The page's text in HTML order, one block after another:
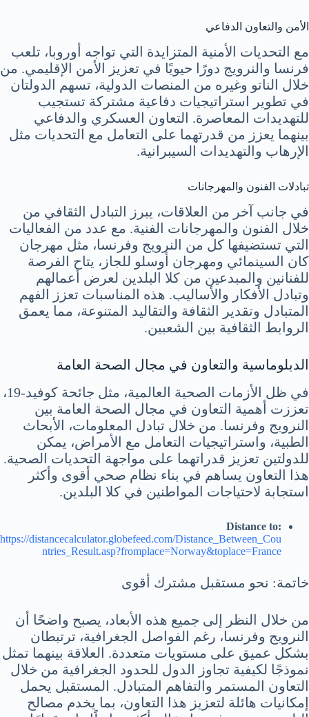
الأمن والتعاون الدفاعي
مع التحديات الأمنية المتزايدة التي تواجه أوروبا، تلعب
فرنسا والنرويج دورًا حيويًا في تعزيز الأمن الإقليمي. من
خلال الناتو وغيره من المنصات الدولية، تسهم الدولتان
في تطوير استراتيجيات دفاعية مشتركة تستجيب
للتهديدات المعاصرة. التعاون العسكري والدفاعي
بينهما يعزز من قدرتهما على التعامل مع التحديات مثل
الإرهاب والتهديدات السيبرانية.
تبادلات الفنون والمهرجانات
في جانب آخر من العلاقات، يبرز التبادل الثقافي من
خلال الفنون والمهرجانات الفنية. مع عدد من الفعاليات
التي تستضيفها كل من النرويج وفرنسا، مثل مهرجان
كان السينمائي ومهرجان أوسلو للجاز، يتاح الفرصة
للفنانين والمبدعين من كلا البلدين لعرض أعمالهم
وتبادل الأفكار والأساليب. هذه المناسبات تعزز الفهم
المتبادل وتقدير الثقافة والتقاليد المتنوعة، مما يعمق
الروابط الثقافية بين الشعبين.
الدبلوماسية والتعاون في مجال الصحة العامة
في ظل الأزمات الصحية العالمية، مثل جائحة كوفيد-19،
تعززت أهمية التعاون في مجال الصحة العامة بين
النرويج وفرنسا. من خلال تبادل المعلومات، الأبحاث
الطبية، واستراتيجيات التعامل مع الأمراض، يمكن
للدولتين تعزيز قدراتهما على مواجهة التحديات الصحية.
هذا التعاون يساهم في بناء نظام صحي أقوى وأكثر
استجابة لاحتياجات المواطنين في كلا البلدين.
Distance to:
https://distancecalculator.globefeed.com/Distance_Between_Cou
ntries_Result.asp?fromplace=Norway&toplace=France
خاتمة: نحو مستقبل مشترك أقوى
من خلال النظر إلى جميع هذه الأبعاد، يصبح واضحًا أن
النرويج وفرنسا، رغم الفواصل الجغرافية، ترتبطان
بشكل عميق على مستويات متعددة. العلاقة بينهما تمثل
نموذجًا لكيفية تجاوز الدول للحدود الجغرافية من خلال
التعاون المستمر والتفاهم المتبادل. المستقبل يحمل
إمكانيات هائلة لتعزيز هذا التعاون، بما يخدم مصالح